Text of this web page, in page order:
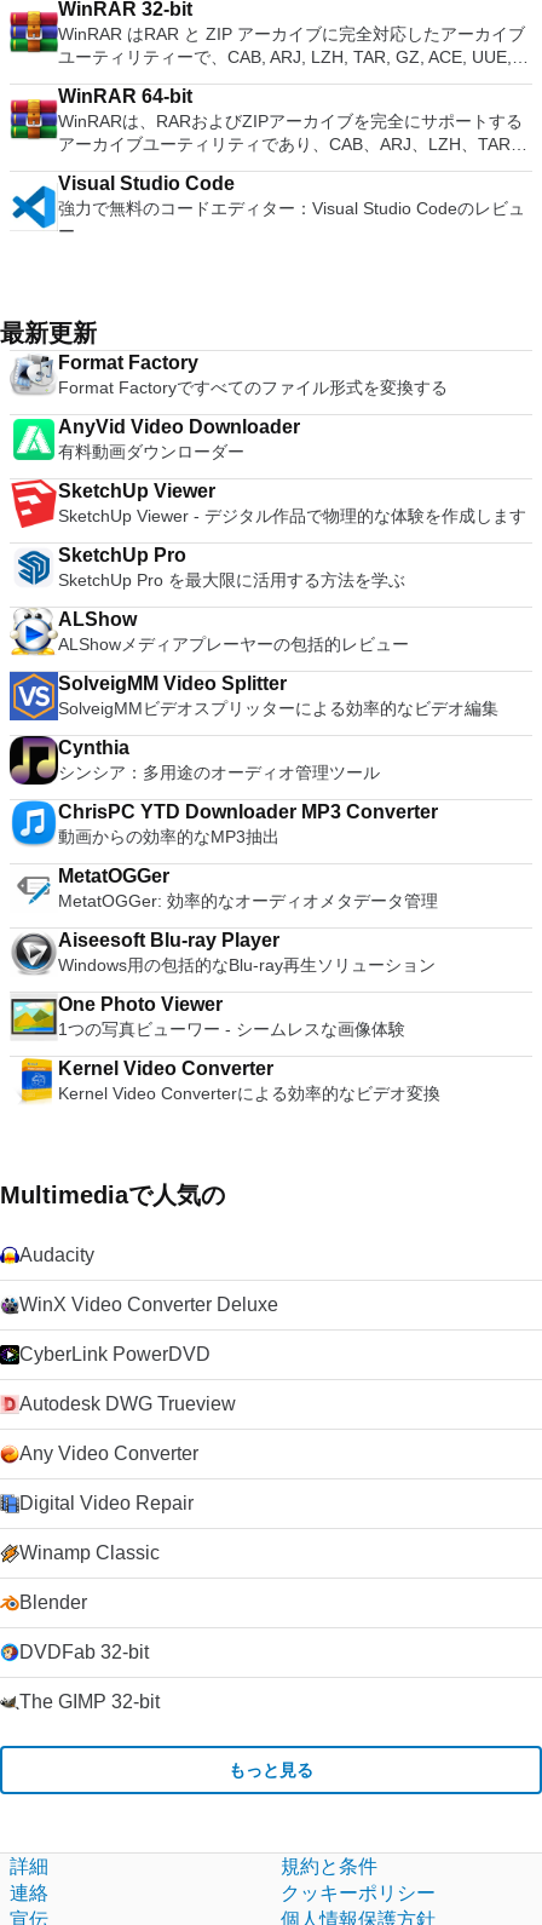
both a flexible and a powerful spreadsheet application.
スロベンツキー、スロヴェンスキーSrpski、Suomi、
Svenska、Türkçe。
ゲームを高い精度でエミュレートでき、Windowsとエミュレ
ーターを切り替えることができます。欠点は、高速ゲームに苦
労し、時々フリーズまたはクラッシュすることです。* PCSX2
を使用するには、コンソールから抽出できるPlaystation 2
BIOSが必要です。
ソフトウェアを実行しているコンピューターに直接接続しま
す。 各デバイスでVNC Viewerにサインインして、すべてのデ
バイス間の接続をバックアップおよび同期します。 仮想キー
の高度なキーが含まれています。 Bluetoothキーボードのサポ
ート。 VNC Connectサブスクリプションには、無料、有料、
試用の3つのバージョンがあります。 制御する必要のあるマシ
ンごとに、RealVNCのWebサイトにアクセスして、各コンピ
ューターにVNC Connectをダウンロードするだけです。次
に、RealVNCアカウントの資格情報を使用して、ローカルマ
シンでVNC Viewerにサインインします。そこから、コンピュ
ューターへのログインに使用するのと同じユーザー名とパスワ
ードを入力するだけです。 WIN 7,8,8.1,10をサポートしま
す。 VNC ViewerのMacバージョンをお探しですか？ここから
ダウンロード
自の強化により、どこにいても簡単にリラックスできます。
新機能は次のとおりです。 4K DHR向けに最適化 Ultra HD
Blu-ray、4K、HEVC / H.265およびHDR10コンテンツをサポー
ト全画面モードで21：9モニターで2.35：1の映画を見る常時
オンのミニビューでYouTubeライブを見る YouTubeおよび
Vimeoで4K HDRおよび360ビデオを再生 VRエクスペリエンス
の向上：Microsoft Mixed Realityヘッドセット、HTC、VIVE、
およびOculus Riftをサポート Fire TVとキャストのサポート
注：これは商用トライアルです。
すると、これらのプログラムのサブセットでPDF形式および
XPS形式の電子メール添付ファイルとして送信することもでき
ます（特定の機能はプログラムによって異なります）。 この
ダウンロードは、次のOfficeプログラムで動作します。
Microsoft Office Access 2007。 Microsoft Office Excel 2007。
Microsoft Office InfoPath 2007。 Microsoft Office OneNote
2007。 Microsoft Office PowerPoint 2007。 Microsoft Office
Publisher 2007。 Microsoft Office Visio 2007。 Microsoft
Office Word 2007。 2007 Microsoft Officeプログラムのこの
Microsoft Save as PDFまたはXPSアドインは、2007 Microsoft
XP Service Pack 2。
WinRAR 32-bit
WinRAR はRAR と ZIP アーカイブに完全対応したアーカイブ
ユーティリティーで、CAB, ARJ, LZH, TAR, GZ, ACE, UUE,
BZ2, JAR, ISO, 7Z, Z のアーカイブを解凍する事ができます。
他のソフトに比べ小容量のアーカイブを作成するので、これに
よりディスクスペースを確保する事ができ、送信コストの削減
にもなります。 WinRAR はマウスやメニュー、コマンドライ
ンインターフェースを利用した対話型グラフィックインターフ
ェースを提供します。WinRAR は単純な質問応答のプロセス
で基本的なアーカイブ機能に即時アクセスできる特別
でのファイルやアーカイブに対応します。WinRARでは自己解
凍アーカイブやマルチボリュームアーカイブの作成もでき、リ
カバリー記録とリカバリー容量により物理的に損傷したアーカ
イブまで再構成することが可能です。
WinRAR 64-bit
WinRARは、RARおよびZIPアーカイブを完全にサポートする
アーカイブユーティリティであり、CAB、ARJ、LZH、TAR、
GZ、ACE、UUE、BZ2、JAR、ISO、7Z、Zアーカイブを解凍
できます。競合製品よりも小さいアーカイブを一貫して作成
し、ディスク容量と伝送コストを節約します。 WinRARは、
コマンドラインインターフェイスだけでなく、マウスとメニュ
め、簡単な質問と回答の手順で基本的なアーカイブ機能にすぐ
にアクセスできます。 WinRARは、128ビットのキーで
AES（Advanced Encryption Standard）を使用する業界強度の
アーカイブ暗号化の利点を提供します。最大8589億ギガバイ
トのサイズのファイルとアーカイブをサポートします。また、
自己解凍型およびマルチボリュームアーカイブを作成する機能
も提供します。回復レコードと回復ボリュームを使用すると、
物理的に破損したアーカイブでも再構築できます。
Visual Studio Code
強力で無料のコードエディター：Visual Studio Codeのレビュ
ー
最新更新
Format Factory
Format Factoryですべてのファイル形式を変換する
AnyVid Video Downloader
有料動画ダウンローダー
SketchUp Viewer
SketchUp Viewer - デジタル作品で物理的な体験を作成します
SketchUp Pro
SketchUp Pro を最大限に活用する方法を学ぶ
ALShow
ALShowメディアプレーヤーの包括的レビュー
SolveigMM Video Splitter
SolveigMMビデオスプリッターによる効率的なビデオ編集
Cynthia
シンシア：多用途のオーディオ管理ツール
ChrisPC YTD Downloader MP3 Converter
動画からの効率的なMP3抽出
MetatOGGer
MetatOGGer: 効率的なオーディオメタデータ管理
Aiseesoft Blu-ray Player
Windows用の包括的なBlu-ray再生ソリューション
One Photo Viewer
1つの写真ビューワー - シームレスな画像体験
Kernel Video Converter
Kernel Video Converterによる効率的なビデオ変換
Multimediaで人気の
Audacity
WinX Video Converter Deluxe
CyberLink PowerDVD
Autodesk DWG Trueview
Any Video Converter
Digital Video Repair
Winamp Classic
Blender
DVDFab 32-bit
The GIMP 32-bit
もっと見る
詳細
連絡
宣伝
規約と条件
クッキーポリシー
個人情報保護方針